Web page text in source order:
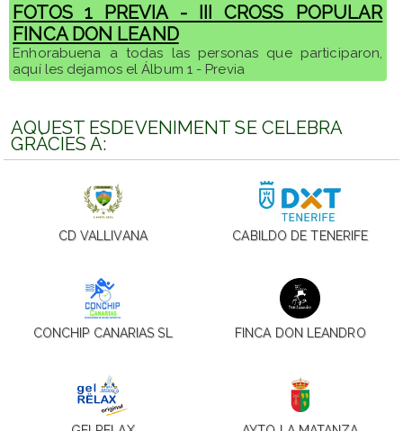
FOTOS 1 PREVIA - III CROSS POPULAR
FINCA DON LEAND
Enhorabuena a todas las personas que participaron,
aquí les dejamos el Álbum 1 - Previa
AQUEST ESDEVENIMENT SE CELEBRA
GRÀCIES A:
CD VALLIVANA CABILDO DE TENERIFE
CONCHIP CANARIAS SL FINCA DON LEANDRO